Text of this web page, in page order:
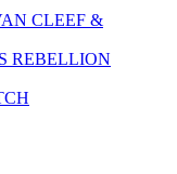
CLEEF &
REBELLION